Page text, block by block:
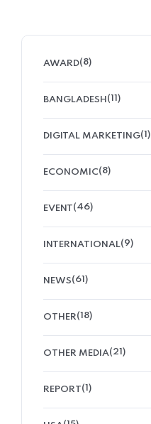
AWARD(8)
BANGLADESH (11)
DIGITAL MARKETING(1)
ECONOMIC(8)
EVENT(46)
INTERNATIONAL(9)
NEWS(61)
OTHER(18)
OTHER MEDIA(21)
REPORT(1)